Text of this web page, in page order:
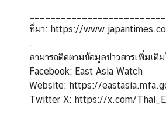
เ
กี่
ย
ว
กั
บ
ที่มา: https://
.
สามารถติดตามข้อมูลข่าวสารเพิ่มเติ
Facebook: East Asia Watch
Website: https://
Twitter X: https://x.com/